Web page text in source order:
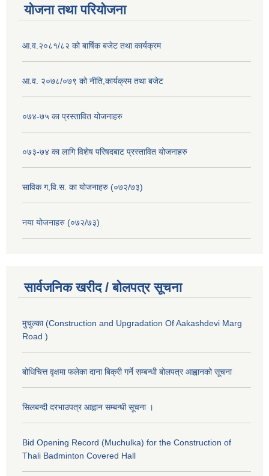
योजना तथा परियोजना
आ.व.२०८१/८२ को बार्षिक बजेट तथा कार्यक्रम
आ.व. २०७८/०७९ को नीति,कार्यक्रम तथा बजेट
०७४-७५ का प्रस्तावित योजनाहरु
०७३-७४ का लागि विशेष परिषदबाट प्रस्तावित योजनाहरु
साविक ग,वि.स. का योजनाहरु (०७२/७३)
नया योजनाहरु (०७२/७३)
सार्वजनिक खरीद / बोलपत्र सूचना
मुचुल्का (Construction and Upgradation Of Aakashdevi Marg
Road )
बोधिचित्त वृक्षमा फलेका दाना बिक्री गर्ने सम्बन्धी बोलपत्र आह्वानको सूचना
सिलबन्दी दरभाउपत्र आह्वान सम्बन्धी सूचना ।
Bid Opening Record (Muchulka) for the Construction of
Thali Badminton Covered Hall